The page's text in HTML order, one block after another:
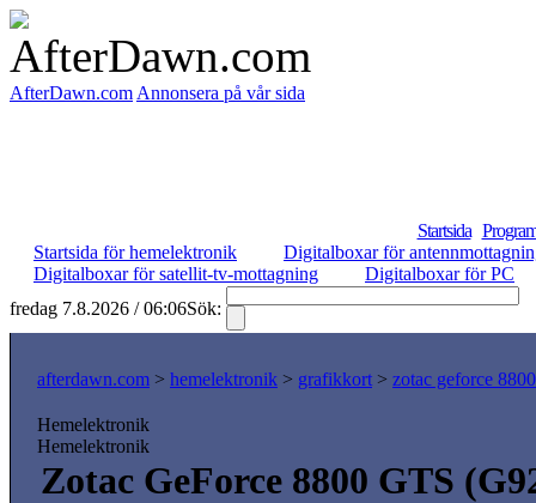
AfterDawn.com Annonsera på vår sida
Startsida
Startsida för hemelektronik
Digitalboxar för
Digitalboxar för satellit-tv-mottagning
Digitalboxar för PC
fredag 7.8.2026 / 06:06Sök:
afterdawn.com > hemelektronik > grafikkort > zotac geforce
Hemelektronik
Hemelektronik
Zotac GeForce 8800 GTS